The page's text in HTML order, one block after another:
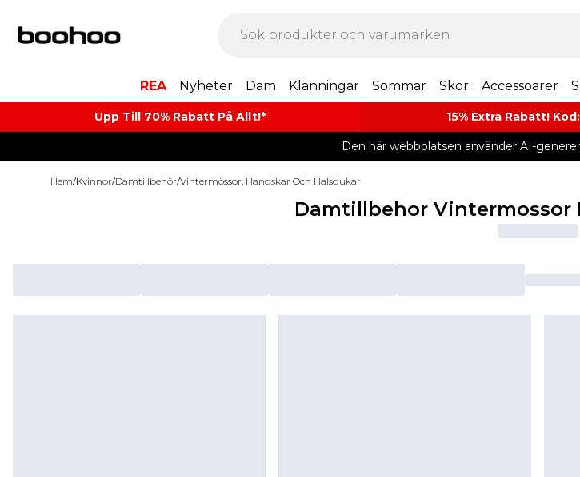
REA Nyheter Dam Klänningar Sommar Skor Accessoarer
Upp Till 70% Rabatt På Allt!* 15% Extra Rabatt!
Den här webbplatsen använder AI-
Hem/Kvinnor/Damtillbehör/Vintermössor, Handskar Och Halsdukar
Damtillbehor Vintermossor